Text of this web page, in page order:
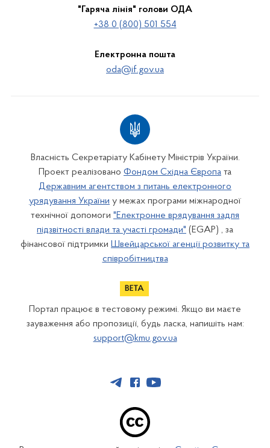
"Гаряча лінія" голови ОДА
+38 0 (800) 501 554
Електронна пошта
oda@if.gov.ua
Власність Секретаріату Кабінету Міністрів України.
Проект реалізовано Фондом Східна Європа та
Державним агентством з питань електронного
урядування України у межах програми міжнародної
технічної допомоги "Електронне врядування задля
підзвітності влади та участі громади" (EGAP) , за
фінансової підтримки Швейцарської агенції розвитку та
співробітництва
Портал працює в тестовому режимі. Якщо ви маєте
зауваження або пропозиції, будь ласка, напишіть нам:
support@kmu.gov.ua